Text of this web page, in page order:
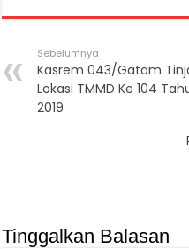
Sebelumnya
Kasrem 043/Gatam
Lokasi TMMD Ke 104
2019
Tinggalkan Balasan